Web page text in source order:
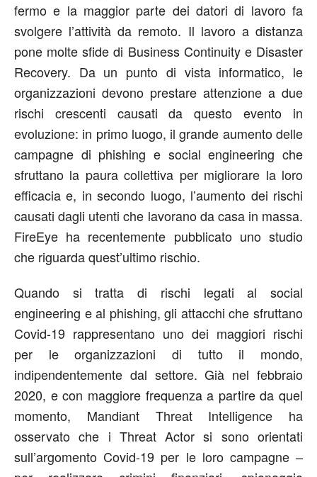
fermo e la maggior parte dei datori di lavoro fa
svolgere l’attività da remoto. Il lavoro a distanza
pone molte sfide di Business Continuity e Disaster
Recovery. Da un punto di vista informatico, le
organizzazioni devono prestare attenzione a due
rischi crescenti causati da questo evento in
evoluzione: in primo luogo, il grande aumento delle
campagne di phishing e social engineering che
sfruttano la paura collettiva per migliorare la loro
efficacia e, in secondo luogo, l’aumento dei rischi
causati dagli utenti che lavorano da casa in massa.
FireEye ha recentemente pubblicato uno studio
che riguarda quest’ultimo rischio.
Quando si tratta di rischi legati al social
engineering e al phishing, gli attacchi che sfruttano
Covid-19 rappresentano uno dei maggiori rischi
per le organizzazioni di tutto il mondo,
indipendentemente dal settore. Già nel febbraio
2020, e con maggiore frequenza a partire da quel
momento, Mandiant Threat Intelligence ha
osservato che i Threat Actor si sono orientati
sull’argomento Covid-19 per le loro campagne –